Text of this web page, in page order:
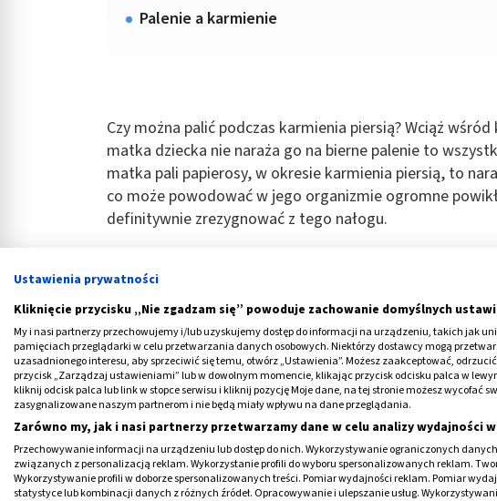
Palenie a karmienie
Czy można palić podczas karmienia piersią? Wciąż
matka dziecka nie naraża go na bierne palenie to
matka pali papierosy, w okresie karmienia piersią, to
co może powodować w jego organizmie ogromne
definitywnie zrezygnować z tego nałogu.
Medme poleca
‹
Ustawienia prywatności
Kliknięcie przycisku „Nie zgadzam się” powoduje zachowanie domyślnych
My i nasi partnerzy przechowujemy i/lub uzyskujemy dostęp do informacji na urządzeniu, takich jak
pamięciach przeglądarki w celu przetwarzania danych osobowych. Niektórzy dostawcy mogą
uzasadnionego interesu, aby sprzeciwić się temu, otwórz „Ustawienia”. Możesz zaakceptować,
przycisk „Zarządzaj ustawieniami” lub w dowolnym momencie, klikając przycisk odcisku palca w
kliknij odcisk palca lub link w stopce serwisu i kliknij pozycję Moje dane, na tej stronie możesz wycofać
zasygnalizowane naszym partnerom i nie będą miały wpływu na dane przeglądania.
Zarówno my, jak i nasi partnerzy przetwarzamy dane w celu analizy
Przechowywanie informacji na urządzeniu lub dostęp do nich. Wykorzystywanie ograniczonych
związanych z personalizacją reklam. Wykorzystanie profili do wyboru spersonalizowanych reklam.
Wykorzystywanie profili w doborze spersonalizowanych treści. Pomiar wydajności reklam. Pomiar
statystyce lub kombinacji danych z różnych źródeł. Opracowywanie i ulepszanie usług.